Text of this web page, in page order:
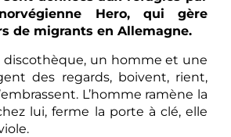
norvégienne Hero, qui gère
de migrants en Allemagne.
discothèque, un homme et une
des regards, boivent, rient,
L’homme ramène la
lui, ferme la porte à clé, elle